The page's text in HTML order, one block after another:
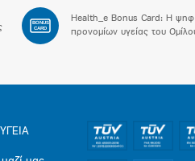
BONUS
CARD
Health_e Bonus Card: H
προνομίων υγείας του